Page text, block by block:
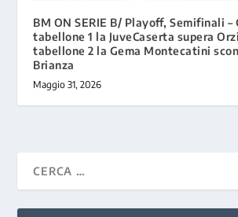
BM ON SERIE B/ Playoff, Semifinali –
tabellone 1 la JuveCaserta supera
tabellone 2 la Gema Montecatini
Brianza
Maggio 31, 2026